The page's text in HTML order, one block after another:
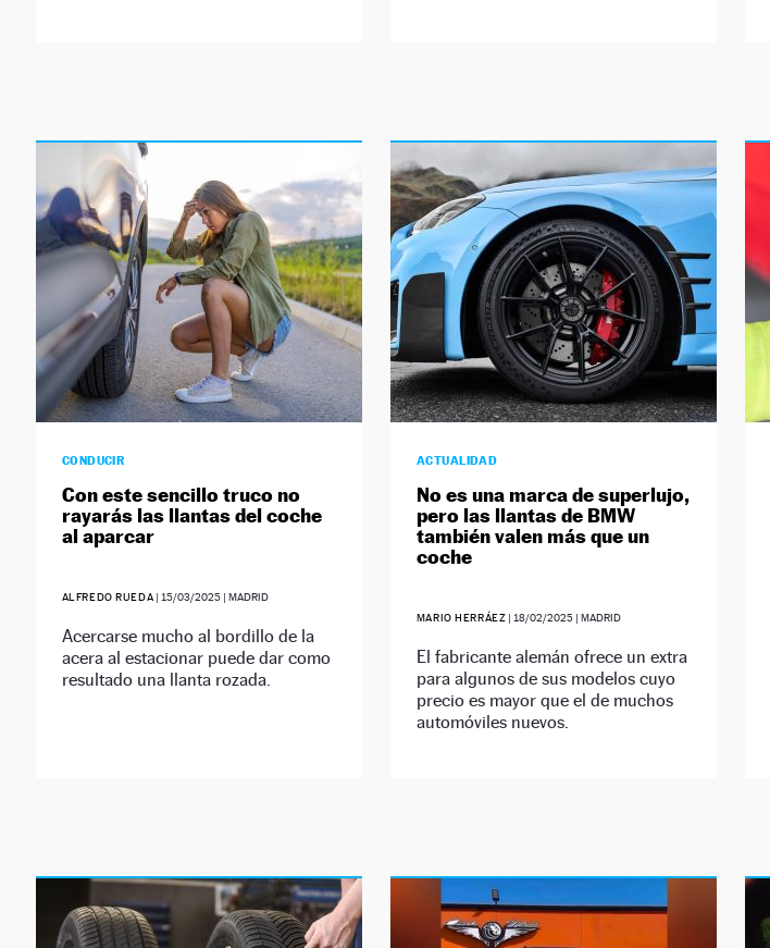
CONDUCIR
Con este sencillo truco no
rayarás las llantas del coche
al aparcar
ALFREDO RUEDA | 15/03/2025 | MADRID
Acercarse mucho al bordillo de la
acera al estacionar puede dar como
resultado una llanta rozada.
ACTUALIDAD
No es una marca de superlujo,
pero las llantas de BMW
también valen más que un
coche
MARIO HERRÁEZ | 18/02/2025 | MADRID
El fabricante alemán ofrece un extra
para algunos de sus modelos cuyo
precio es mayor que el de muchos
automóviles nuevos.